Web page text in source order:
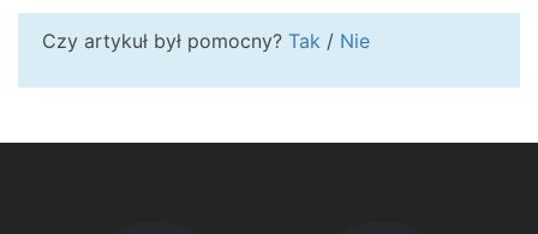
Czy artykuł był pomocny? Tak / Nie